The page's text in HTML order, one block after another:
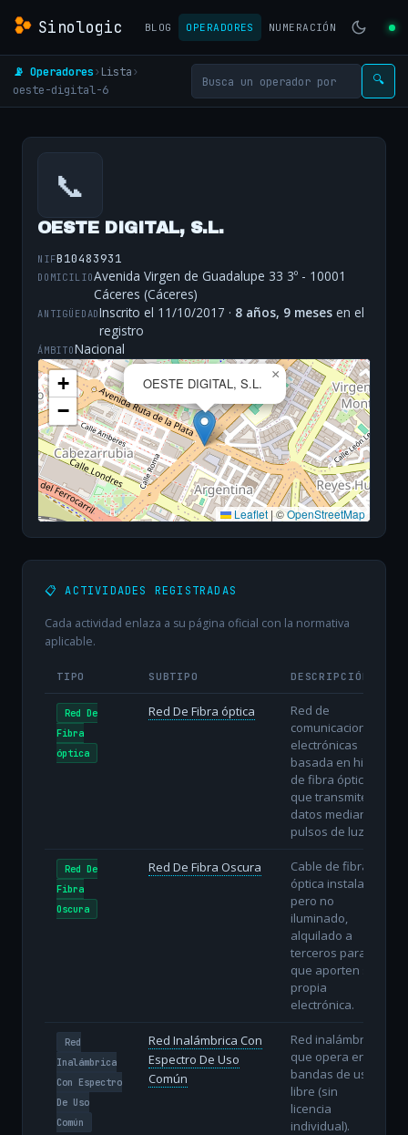
Sinologic BLOG OPERADORES NUMERACIÓN
📡 Operadores› Lista›
oeste-digital-6
🔍
📞
OESTE DIGITAL, S.L.
NIFB10483931
DOMICILIOAvenida Virgen de Guadalupe 33 3º - 10001
Cáceres (Cáceres)
ANTIGÜEDADInscrito el 11/10/2017 · 8 años, 9 meses en el
registro
ÁMBITONacional
OESTE DIGITAL, S.L.
×
+
−
Leaflet |©OpenStreetMap
📋 ACTIVIDADES REGISTRADAS
Cada actividad enlaza a su página oficial con la normativa
aplicable.
TIPO SUBTIPO DESCRIPCIÓN
Red De
Fibra
óptica
Red De Fibra óptica
Red de
comunicaciones
electrónicas
basada en hilos
de fibra óptica
que transmiten
datos mediante
pulsos de luz.
Red De
Fibra
Oscura
Red De Fibra Oscura
Cable de fibra
óptica instalado
pero no
iluminado,
alquilado a
terceros para
que aporten su
propia
electrónica.
Red
Inalámbrica
Con Espectro
De Uso
Común
Red Inalámbrica Con
Espectro De Uso
Común
Red inalámbrica
que opera en
bandas de uso
libre (sin
licencia
individual).